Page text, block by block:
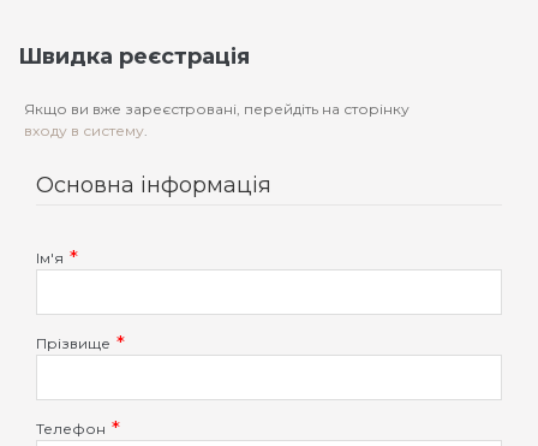
Швидка реєстрація
Якщо ви вже зареєстровані, перейдіть на сторінку
входу в систему.
Основна інформація
Ім'я
Прізвище
Телефон